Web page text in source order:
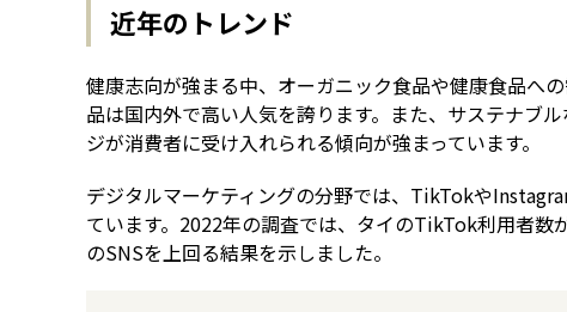
近年のトレンド
健康志向が強まる中、オーガニック食品や健康食品へ
品は国内外で高い人気を誇ります。また、サステナブ
ジが消費者に受け入れられる傾向が強まっています。
デジタルマーケティングの分野では、TikTokや
ています。2022年の調査では、タイのTikTok利用者
のSNSを上回る結果を示しました。